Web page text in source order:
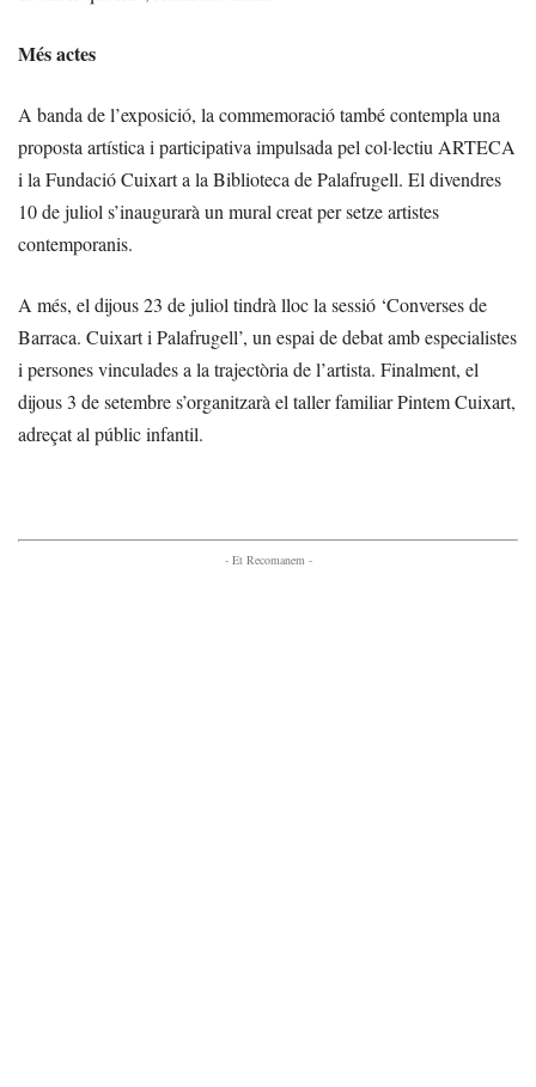
Més actes
A banda de l’exposició, la commemoració també contempla una
proposta artística i participativa impulsada pel col·lectiu ARTECA
i la Fundació Cuixart a la Biblioteca de Palafrugell. El divendres
10 de juliol s’inaugurarà un mural creat per setze artistes
contemporanis.
A més, el dijous 23 de juliol tindrà lloc la sessió ‘Converses de
Barraca. Cuixart i Palafrugell’, un espai de debat amb especialistes
i persones vinculades a la trajectòria de l’artista. Finalment, el
dijous 3 de setembre s’organitzarà el taller familiar Pintem Cuixart,
adreçat al públic infantil.
- Et Recomanem -